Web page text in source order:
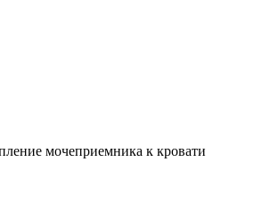
мочеприемника к кровати